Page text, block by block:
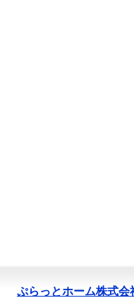
ぷらっとホーム株式会